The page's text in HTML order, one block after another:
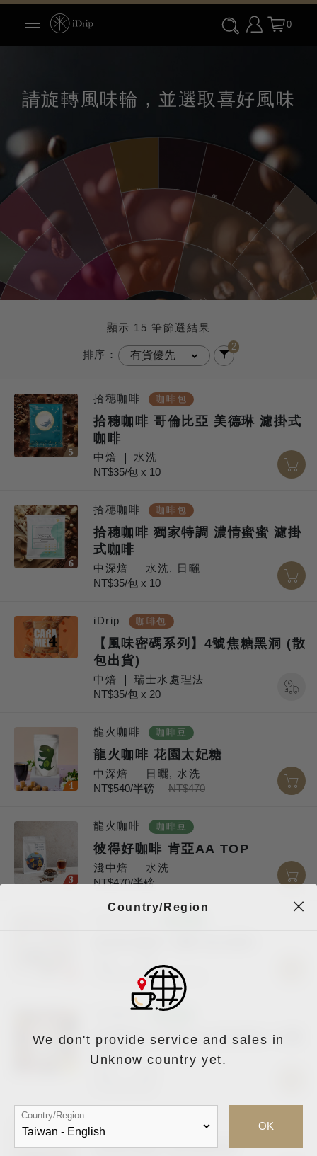
0
請旋轉風味輪，並選取喜好風味
烘烤味
堅果/可可味
水果味
乾燥水果味
其他類水果味
鳳梨味
桃子味 橘子味
顯示 15 筆篩選結果
排序：
2
拾穗咖啡 咖啡包
拾穗咖啡 哥倫比亞 美德琳 濾掛式
咖啡
中焙
水洗
NT$35/包 x 10
拾穗咖啡 咖啡包
拾穗咖啡 獨家特調 濃情蜜蜜 濾掛
式咖啡
中深焙
水洗, 日曬
NT$35/包 x 10
iDrip 咖啡包
【風味密碼系列】4號焦糖黑洞 (散
包出貨)
中焙
瑞士水處理法
NT$35/包 x 20
龍火咖啡 咖啡豆
龍火咖啡 花園太妃糖
中深焙
日曬, 水洗
NT$540/半磅
NT$470
龍火咖啡 咖啡豆
彼得好咖啡 肯亞AA TOP
淺中焙
水洗
NT$470/半磅
NT$500/半磅
NT$420
拾穗咖啡 衣索比亞 耶加雪夫 日曬
咖啡豆
彼得好咖啡
彼得好咖啡 黃金曼特寧
Country/Region
We don't provide service and sales in
Unknow country yet.
Country/Region
OK